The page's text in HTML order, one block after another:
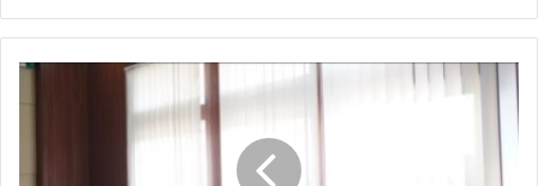
menjaga integritas, serta bersinergi dengan Kantor
transparan, akuntabel, dan memberikan kepastian hukum
bagi masyarakat,” ujar Joni Effendi.
Ia juga mengajak seluruh PPAT untuk mendukung